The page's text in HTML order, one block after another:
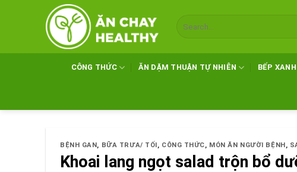
dung
CÔNG THỨC ĂN DẶM THUẬN TỰ NHIÊN BẾP
BỆNH GAN, BỮA TRƯA/ TỐI, CÔNG THỨC, MÓN ĂN NGƯỜI BỆNH,
Khoai lang ngọt salad trộn bổ